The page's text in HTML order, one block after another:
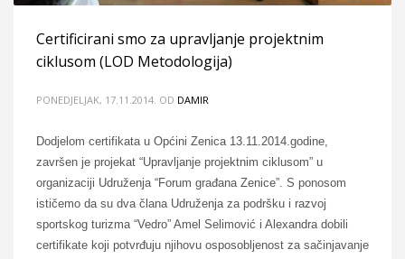
Certificirani smo za upravljanje projektnim
ciklusom (LOD Metodologija)
PONEDJELJAK, 17.11.2014. OD DAMIR
Dodjelom certifikata u Općini Zenica 13.11.2014.godine,
završen je projekat “Upravljanje projektnim ciklusom” u
organizaciji Udruženja “Forum građana Zenice”. S ponosom
ističemo da su dva člana Udruženja za podršku i razvoj
sportskog turizma “Vedro” Amel Selimović i Alexandra dobili
certifikate koji potvrđuju njihovu osposobljenost za sačinjavanje